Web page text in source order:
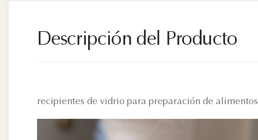
Descripción del Producto
recipientes de vidrio para preparación de